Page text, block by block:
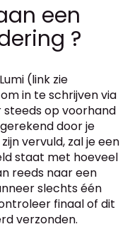
een
?
(link zie
in te schrijven via
op voorhand
door je
vervuld, zal je een
staat met hoeveel
reeds naar een
slechts één
finaal of dit
verzonden.